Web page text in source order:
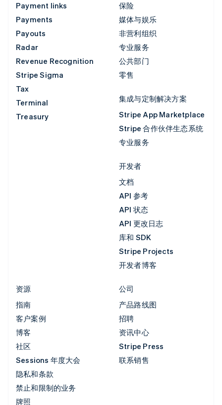
Payment links
Payments
Payouts
Radar
Revenue Recognition
Stripe Sigma
Tax
Terminal
Treasury
保险
媒体与娱乐
非营利组织
专业服务
公共部门
零售
集成与定制解决方案
Stripe App Marketplace
Stripe 合作伙伴生态系统
专业服务
开发者
文档
API 参考
API 状态
API 更改日志
库和 SDK
Stripe Projects
开发者博客
资源
指南
客户案例
博客
社区
Sessions 年度大会
隐私和条款
禁止和限制的业务
牌照
公司
产品路线图
招聘
资讯中心
Stripe Press
联系销售